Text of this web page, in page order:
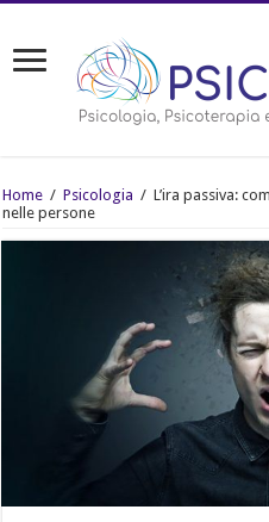
Home / Psicologia / L’ira passiva:
nelle persone